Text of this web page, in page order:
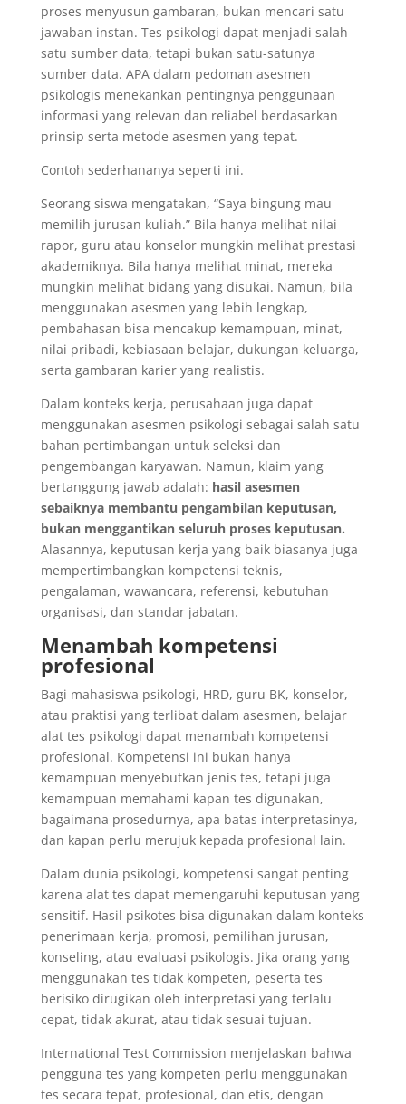
proses menyusun gambaran, bukan mencari satu
jawaban instan. Tes psikologi dapat menjadi salah
satu sumber data, tetapi bukan satu-satunya
sumber data. APA dalam pedoman asesmen
psikologis menekankan pentingnya penggunaan
informasi yang relevan dan reliabel berdasarkan
prinsip serta metode asesmen yang tepat.
Contoh sederhananya seperti ini.
Seorang siswa mengatakan, “Saya bingung mau
memilih jurusan kuliah.” Bila hanya melihat nilai
rapor, guru atau konselor mungkin melihat prestasi
akademiknya. Bila hanya melihat minat, mereka
mungkin melihat bidang yang disukai. Namun, bila
menggunakan asesmen yang lebih lengkap,
pembahasan bisa mencakup kemampuan, minat,
nilai pribadi, kebiasaan belajar, dukungan keluarga,
serta gambaran karier yang realistis.
Dalam konteks kerja, perusahaan juga dapat
menggunakan asesmen psikologi sebagai salah satu
bahan pertimbangan untuk seleksi dan
pengembangan karyawan. Namun, klaim yang
bertanggung jawab adalah: hasil asesmen
sebaiknya membantu pengambilan keputusan,
bukan menggantikan seluruh proses keputusan.
Alasannya, keputusan kerja yang baik biasanya juga
mempertimbangkan kompetensi teknis,
pengalaman, wawancara, referensi, kebutuhan
organisasi, dan standar jabatan.
Menambah kompetensi
profesional
Bagi mahasiswa psikologi, HRD, guru BK, konselor,
atau praktisi yang terlibat dalam asesmen, belajar
alat tes psikologi dapat menambah kompetensi
profesional. Kompetensi ini bukan hanya
kemampuan menyebutkan jenis tes, tetapi juga
kemampuan memahami kapan tes digunakan,
bagaimana prosedurnya, apa batas interpretasinya,
dan kapan perlu merujuk kepada profesional lain.
Dalam dunia psikologi, kompetensi sangat penting
karena alat tes dapat memengaruhi keputusan yang
sensitif. Hasil psikotes bisa digunakan dalam konteks
penerimaan kerja, promosi, pemilihan jurusan,
konseling, atau evaluasi psikologis. Jika orang yang
menggunakan tes tidak kompeten, peserta tes
berisiko dirugikan oleh interpretasi yang terlalu
cepat, tidak akurat, atau tidak sesuai tujuan.
International Test Commission menjelaskan bahwa
pengguna tes yang kompeten perlu menggunakan
tes secara tepat, profesional, dan etis, dengan